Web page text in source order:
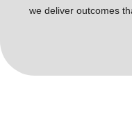
we deliver outcomes